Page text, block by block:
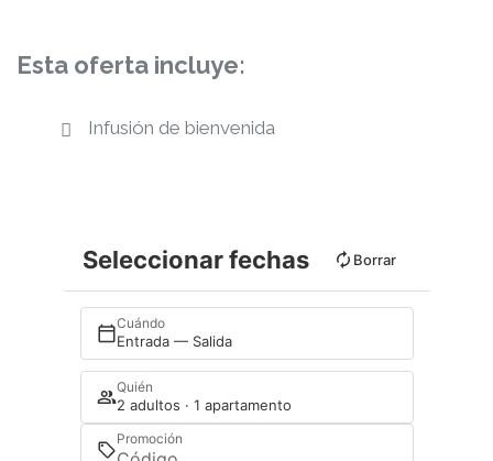
Esta oferta incluye:
Infusión de bienvenida
Seleccionar fechas Borrar
Cuándo
Entrada — Salida
Quién
2 adultos · 1 apartamento
Promoción